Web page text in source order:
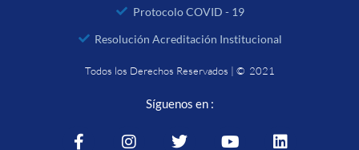
Protocolo COVID - 19
Resolución Acreditación Institucional
Todos los Derechos Reservados | © 2021
Síguenos en :